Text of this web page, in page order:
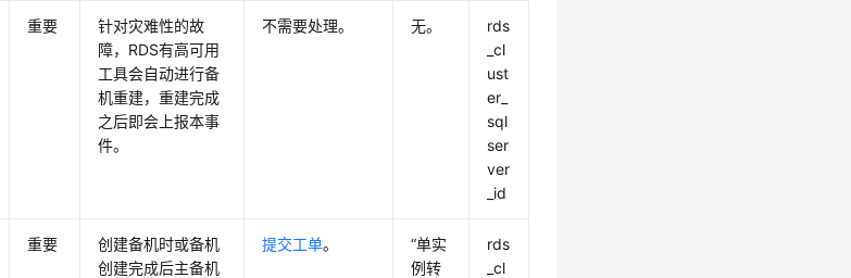
重要
针对灾难性的故
障，RDS有高可用
工具会自动进行备
机重建，重建完成
之后即会上报本事
件。
不需要处理。 无。
rds
_cl
ust
er_
sql
ser
ver
_id
重要
创建备机时或备机
创建完成后主备机
提交工单。
“单实
例转
rds
_cl